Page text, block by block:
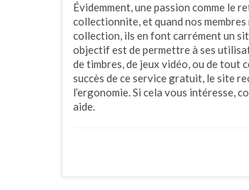
Évidemment, une passion comme le
collectionnite, et quand nos
collection, ils en font carrément un
objectif est de permettre à ses
de timbres, de jeux vidéo, ou de tout
succès de ce service gratuit, le site
l’ergonomie. Si cela vous intéresse,
aide.